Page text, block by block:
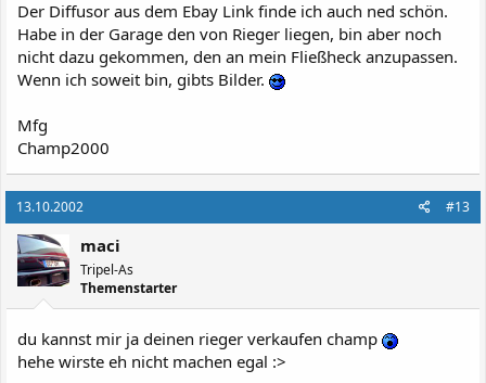
Der Diffusor aus dem Ebay Link finde ich auch ned schön.
Habe in der Garage den von Rieger liegen, bin aber noch
nicht dazu gekommen, den an mein Fließheck anzupassen.
Wenn ich soweit bin, gibts Bilder.
Mfg
Champ2000
13.10.2002 #13
maci
Tripel-As
Themenstarter
du kannst mir ja deinen rieger verkaufen champ
hehe wirste eh nicht machen egal :>